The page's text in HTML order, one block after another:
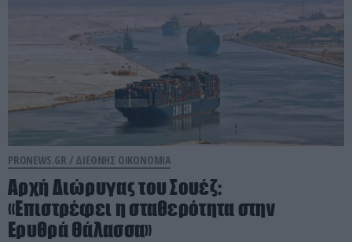
PRONEWS.GR / ΔΙΕΘΝΗΣ ΟΙΚΟΝΟΜΙΑ
Αρχή Διώρυγας του Σουέζ:
«Επιστρέφει η σταθερότητα στην
Ερυθρά Θάλασσα»